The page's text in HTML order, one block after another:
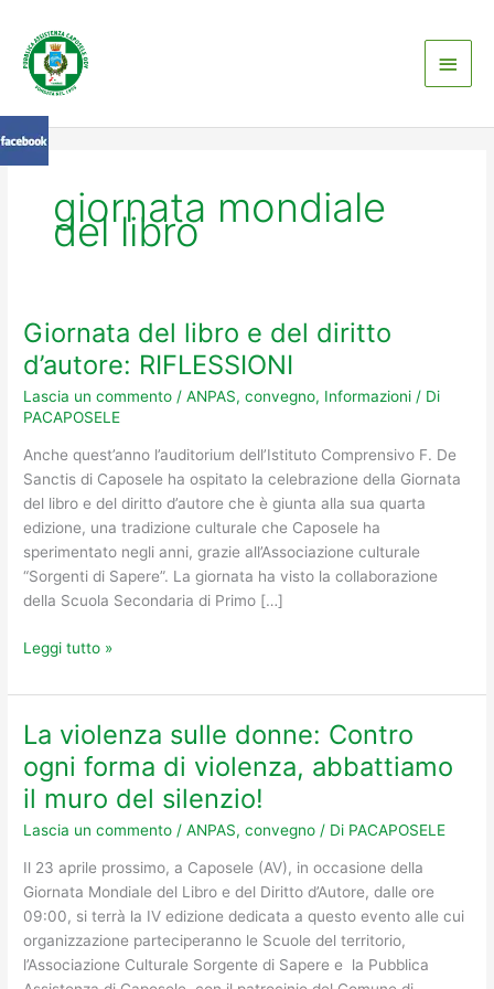
contenuto
Menu
giornata mondiale
del libro
Giornata del libro e del diritto
d’autore: RIFLESSIONI
Lascia un commento /ANPAS,convegno, Informazioni / Di
PACAPOSELE
Anche quest’anno l’auditorium dell’Istituto Comprensivo F. De
Sanctis di Caposele ha ospitato la celebrazione della Giornata
del libro e del diritto d’autore che è giunta alla sua quarta
edizione, una tradizione culturale che Caposele ha
sperimentato negli anni, grazie all’Associazione culturale
“Sorgenti di Sapere”. La giornata ha visto la collaborazione
della Scuola Secondaria di Primo […]
Giornata
del
libro
e
del
diritto
d’autore:
RIFLESSIONI
Leggi tutto »
La violenza sulle donne: Contro
ogni forma di violenza, abbattiamo
il muro del silenzio!
Lascia un commento /ANPAS,convegno / Di PACAPOSELE
Il 23 aprile prossimo, a Caposele (AV), in occasione della
Giornata Mondiale del Libro e del Diritto d’Autore, dalle ore
09:00, si terrà la IV edizione dedicata a questo evento alle cui
organizzazione parteciperanno le Scuole del territorio,
l’Associazione Culturale Sorgente di Sapere e la Pubblica
La
violenza
sulle
donne:
Contro
forma
di
violenza,
abbattiamo
il